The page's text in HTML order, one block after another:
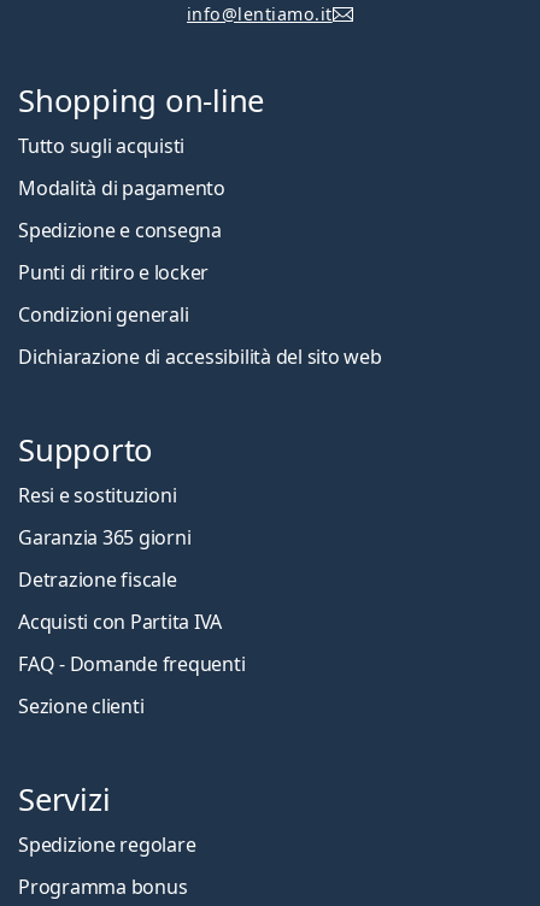
info@lentiamo.it
Shopping on-line
Tutto sugli acquisti
Modalità di pagamento
Spedizione e consegna
Punti di ritiro e locker
Condizioni generali
Dichiarazione di accessibilità del sito web
Supporto
Resi e sostituzioni
Garanzia 365 giorni
Detrazione fiscale
Acquisti con Partita IVA
FAQ - Domande frequenti
Sezione clienti
Servizi
Spedizione regolare
Programma bonus